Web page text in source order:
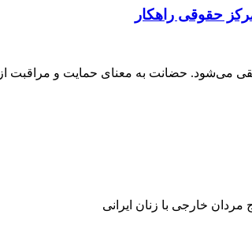
حقوقی راهکار
می‌شود. حضانت به معنای حمایت و مراقبت از
خارجی با زنان ایرانی